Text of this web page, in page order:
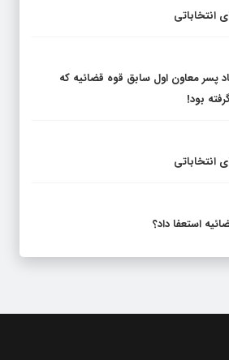
انتخاباتی
پسر معاون اول سابق قوه قضائیه که
بود!
انتخاباتی
استعفا داد؟